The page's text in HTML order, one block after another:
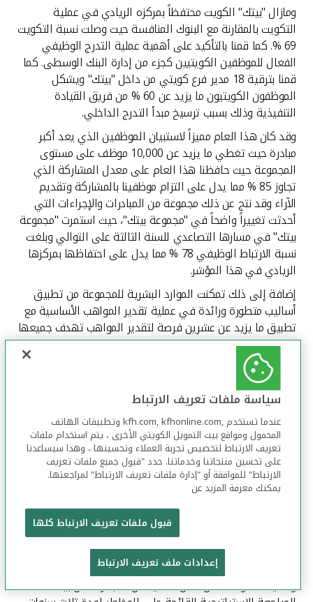
تواصل معنا
ومازال "بيتك" الكويت محتفظاً بمركزه الريادي في عملية
التكويت بالمقارنة مع البنوك المنافسة حيث وصلت نسبة التكويت
69 %. كما قمنا بالتأكيد على أهمية عملية التدرج الوظيفي
الفعال للموظفين الكويتيين كجزء من إدارة البنك الوسطى. كما
قمنا بترقية 18 مدير فرع كويتي من داخل "بيتك" ويشكل
الموظفون الكويتيون ما يزيد عن 60 % من فريق القيادة
التنفيذية وذلك بسبب ترسيخ مبدأ التدرج الداخلي.
وقد كان هذا العام مميزاً لاستبيان الموظفين الذي يعد أكبر
مبادرة حيث تغطي ما يزيد عن 10,000 موظف على مستوى
المجموعة حيث حافظنا هذا العام على معدل المشاركة الذي
تجاوز 85 % مما يدل على التزام موظفينا بالمشاركة وتقديم
الآراء وقد نتج عن ذلك مجموعة من المبادرات والإجراءات التي
أحدثت تغييراً واضحاً في "مجموعة بيتك"، حيث استمرت "مجموعة
بيتك" في مسارها التصاعدي للسنة الثالثة على التوالي وبلغت
نسبة الارتباط الوظيفي 78 % مما يدل على احتفاظها بمركزها
الريادي في هذا المؤشر.
إضافة إلى ذلك تمكنت الموارد البشرية للمجموعة من تطبيق
أساليب متطورة ورائدة في عملية تقدير المواهب الأساسية مع
تطبيق ما يزيد عن عشرين فرصة لتقدير المواهب تهدف جميعها
إلى تحسين مساهمتنا العامة مما سيؤدي إلى زيادة الارتباط
والالتزام الوظيفي. واستمر "بيتك" في دعم ومساندة الموظفين
هذا العام من خلال توفير البعثات الدراسية للمواهب الكويتية
وذلك لإتمام دراساتهم الجامعية والدراسات العليا كما قمنا
بتهنئة الدفعة الثالثة من الموظفين الخريجين على تخرجهم.
وما زالت الموارد البشرية للمجموعة تحرز تقدماً ملحوظاً في مجال
استقطاب وتنمية المواهب مما يسهم في مزيد من التطوير
والنمو بما ينعكس بإذن الله على تطور الأداء على مستوى
"مجموعة بيتك". المخاطر والالتزام الرقابي وفي إطار المساندة
بالمجموعة، فقد تم تقييم فعالية وكفاءة إدارة مخاطر البنك
بأعلى المعايير والممارسات على مستوى المجموعة، كما استمر
"بيتك" في الاستجابة للمتطلبات الرقابية من قبل بنك الكويت
المركزي وهيئة أسواق المال والالتزام بالضوابط الداخلية
وعمليات الحوكمة، من خلال العديد من المبادرات من بينها خطة
سياسة ملفات تعريف الارتباط
عندما تستخدم ,kfh.com, kfhonline.com وتطبيقات الهاتف
المحمول ومواقع بيت التمويل الكويتي الأخرى ، يتم استخدام ملفات
تعريف الارتباط لتخصيص تجربة العملاء وتحسينها ، وهذا سيساعدنا
على تحسين منتجاتنا وخدماتنا. حدد "قبول جميع ملفات تعريف
الارتباط" للموافقة أو "إدارة ملفات تعريف الارتباط" لمراجعتها.
يمكنك معرفة المزيد عن
قبول ملفات تعريف الارتباط كلها
إعدادات ملف تعريف الارتباط